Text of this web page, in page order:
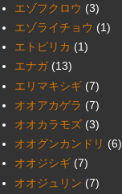
エゾフクロウ (3)
エゾライチョウ (1)
エトピリカ (1)
エナガ (13)
エリマキシギ (7)
オオアカゲラ (7)
オオカラモズ (3)
オオグンカンドリ (6)
オオジシギ (7)
オオジュリン (7)